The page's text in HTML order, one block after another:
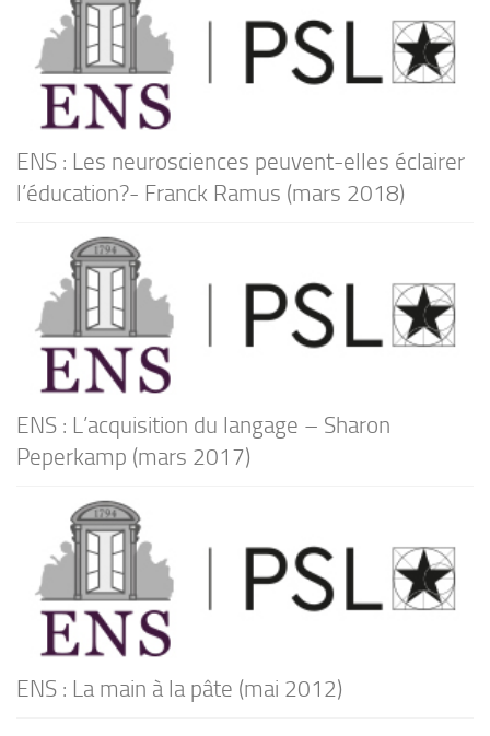
ENS : Les neurosciences peuvent-elles éclairer
l’éducation?- Franck Ramus (mars 2018)
ENS : L’acquisition du langage – Sharon
Peperkamp (mars 2017)
ENS : La main à la pâte (mai 2012)